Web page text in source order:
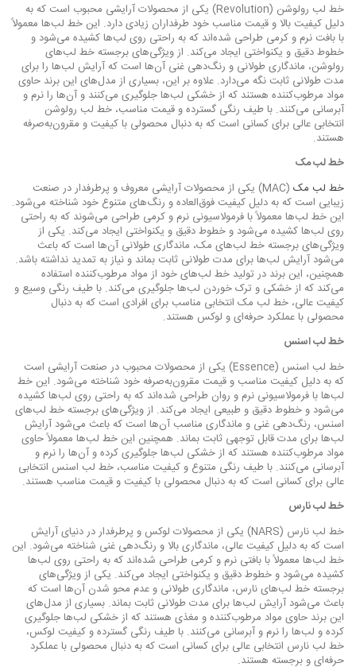
خط لب رولوشن (Revolution) یکی از محصولات آرایشی محبوب است که به
دلیل کیفیت بالا و قیمت مناسب خود طرفداران زیادی دارد. این خط لب‌ها معمولاً
با بافت نرم و کرمی طراحی شده‌اند که به راحتی روی لب‌ها کشیده می‌شود و
خطوط دقیق و یکنواختی ایجاد می‌کند. از ویژگی‌های برجسته خط لب‌های
رولوشن، ماندگاری طولانی و رنگ‌دهی غنی آن‌ها است که آرایش لب‌ها را برای
مدت طولانی ثابت نگه می‌دارد. علاوه بر این، بسیاری از مدل‌های این برند حاوی
مواد مرطوب‌کننده هستند که از خشکی لب‌ها جلوگیری می‌کنند و آن‌ها را نرم و
آبرسانی می‌کنند. با طیف رنگی گسترده و قیمت مناسب، خط لب رولوشن
انتخابی عالی برای کسانی است که به دنبال محصولی با کیفیت و مقرون‌به‌صرفه
هستند.
خط لب مک
خط لب مک
(MAC) یکی از محصولات آرایشی معروف و پرطرفدار در صنعت
زیبایی است که به دلیل کیفیت فوق‌العاده و رنگ‌های متنوع خود شناخته می‌شود.
این خط لب‌ها معمولاً با فرمولاسیونی نرم و کرمی طراحی می‌شوند که به راحتی
روی لب‌ها کشیده می‌شود و خطوط دقیق و یکنواختی ایجاد می‌کند. یکی از
ویژگی‌های برجسته خط لب‌های مک، ماندگاری طولانی آن‌ها است که باعث
می‌شود آرایش لب‌ها برای مدت طولانی ثابت بماند و نیاز به تمدید نداشته باشد.
همچنین، این برند در تولید خط لب‌های خود از مواد مرطوب‌کننده استفاده
می‌کند که از خشکی و ترک خوردن لب‌ها جلوگیری می‌کند. با طیف رنگی وسیع و
کیفیت عالی، خط لب مک انتخابی مناسب برای افرادی است که به دنبال
محصولی با عملکرد حرفه‌ای و لوکس هستند.
خط لب اسنس
خط لب اسنس (Essence) یکی از محصولات محبوب در صنعت آرایشی است
که به دلیل کیفیت مناسب و قیمت مقرون‌به‌صرفه خود شناخته می‌شود. این خط
لب‌ها با فرمولاسیونی نرم و روان طراحی شده‌اند که به راحتی روی لب‌ها کشیده
می‌شود و خطوط دقیق و طبیعی ایجاد می‌کند. از ویژگی‌های برجسته خط لب‌های
اسنس، رنگ‌دهی غنی و ماندگاری مناسب آن‌ها است که باعث می‌شود آرایش
لب‌ها برای مدت قابل توجهی ثابت بماند. همچنین این خط لب‌ها معمولاً حاوی
مواد مرطوب‌کننده هستند که از خشکی لب‌ها جلوگیری کرده و آن‌ها را نرم و
آبرسانی می‌کنند. با طیف رنگی متنوع و کیفیت مناسب، خط لب اسنس انتخابی
عالی برای کسانی است که به دنبال محصولی با کیفیت و قیمت مناسب هستند.
خط لب نارس
خط لب نارس (NARS) یکی از محصولات لوکس و پرطرفدار در دنیای آرایش
است که به دلیل کیفیت عالی، ماندگاری بالا و رنگ‌دهی غنی شناخته می‌شود. این
خط لب‌ها معمولاً با بافتی نرم و کرمی طراحی شده‌اند که به راحتی روی لب‌ها
کشیده می‌شود و خطوط دقیق و یکنواختی ایجاد می‌کند. یکی از ویژگی‌های
برجسته خط لب‌های نارس، ماندگاری طولانی و عدم محو شدن آن‌ها است که
باعث می‌شود آرایش لب‌ها برای مدت طولانی ثابت بماند. بسیاری از مدل‌های
این برند حاوی مواد مرطوب‌کننده و مغذی هستند که از خشکی لب‌ها جلوگیری
کرده و لب‌ها را نرم و آبرسانی می‌کنند. با طیف رنگی گسترده و کیفیت لوکس،
خط لب نارس انتخابی عالی برای کسانی است که به دنبال محصولی با عملکرد
حرفه‌ای و برجسته هستند.